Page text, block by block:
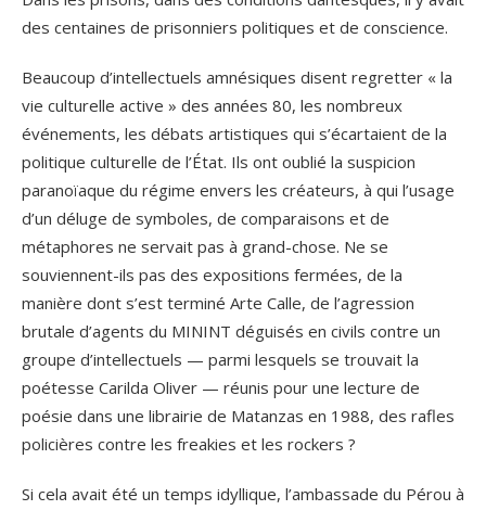
des centaines de prisonniers politiques et de conscience.
Beaucoup d’intellectuels amnésiques disent regretter « la
vie culturelle active » des années 80, les nombreux
événements, les débats artistiques qui s’écartaient de la
politique culturelle de l’État. Ils ont oublié la suspicion
paranoïaque du régime envers les créateurs, à qui l’usage
d’un déluge de symboles, de comparaisons et de
métaphores ne servait pas à grand-chose. Ne se
souviennent-ils pas des expositions fermées, de la
manière dont s’est terminé Arte Calle, de l’agression
brutale d’agents du MININT déguisés en civils contre un
groupe d’intellectuels — parmi lesquels se trouvait la
poétesse Carilda Oliver — réunis pour une lecture de
poésie dans une librairie de Matanzas en 1988, des rafles
policières contre les freakies et les rockers ?
Si cela avait été un temps idyllique, l’ambassade du Pérou à